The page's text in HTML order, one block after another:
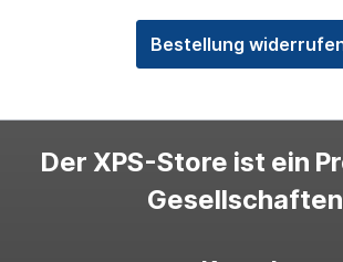
Bestellung
Der XPS-Store ist ein